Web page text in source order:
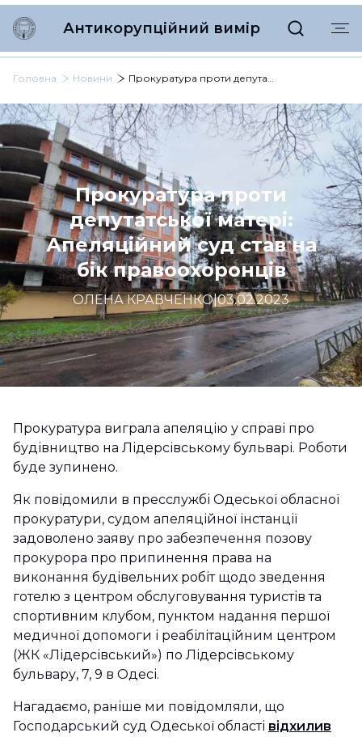
Антикорупційний вимір
Головна Новини Прокуратура проти депутатської матері: Апеляційний суд став на бік правоохоронців
Прокуратура проти
депутатської матері:
Апеляційний суд став на
бік правоохоронців
ОЛЕНА КРАВЧЕНКО|03.02.2023
Прокуратура виграла апеляцію у справі про
будівництво на Лідерсівському бульварі. Роботи
буде зупинено.
Як повідомили в пресслужбі Одеської обласної
прокуратури, судом апеляційної інстанції
задоволено заяву про забезпечення позову
прокурора про припинення права на
виконання будівельних робіт щодо зведення
готелю з центром обслуговування туристів та
спортивним клубом, пунктом надання першої
медичної допомоги і реабілітаційним центром
(ЖК «Лідерсівський») по Лідерсівському
бульвару, 7, 9 в Одесі.
Нагадаємо, раніше ми повідомляли, що
Господарський суд Одеської області відхилив